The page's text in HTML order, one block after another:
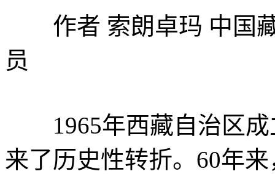
作者 索朗卓玛 中国藏
员
1965年西藏自治区成
来了历史性转折。60年